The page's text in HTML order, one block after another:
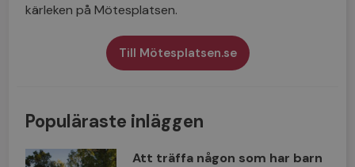
kärleken på Mötesplatsen.
Till Mötesplatsen.se
Populäraste inläggen
Att träffa någon som har barn